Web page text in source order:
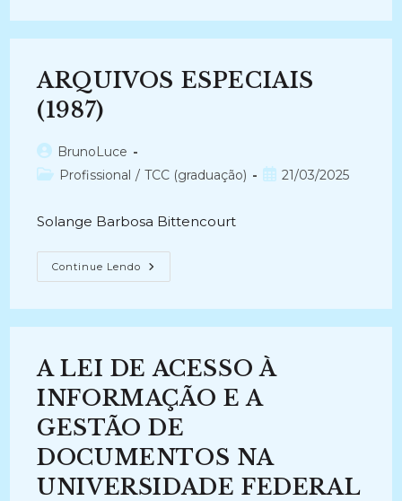
(1989)
ARQUIVOS ESPECIAIS
(1987)
Autor
do
BrunoLuce
Categoria
Profissional / TCC (graduação)
Post21/03/2025
Solange Barbosa Bittencourt
Continue Lendo ARQUIVOS
ESPECIAIS
A LEI DE ACESSO À
INFORMAÇÃO E A
GESTÃO DE
DOCUMENTOS NA
UNIVERSIDADE FEDERAL